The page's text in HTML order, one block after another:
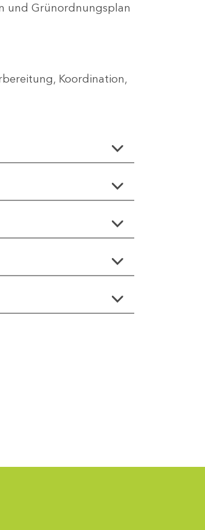
und Grünordnungsplan
Koordination,